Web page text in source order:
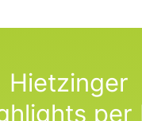
Hietzinger
per